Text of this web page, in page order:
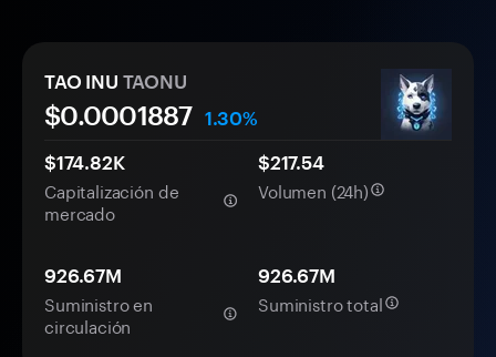
TAO INU TAONU
$0.0001887
1.30%
$174.82K
Capitalización de
mercado
$217.54
Volumen (24h)
926.67M
Suministro en
circulación
926.67M
Suministro total